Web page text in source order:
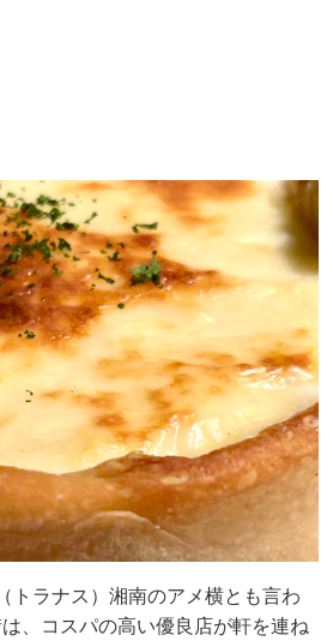
トラナス）湘南のアメ横とも言わ
、コスパの高い優良店が軒を連ね